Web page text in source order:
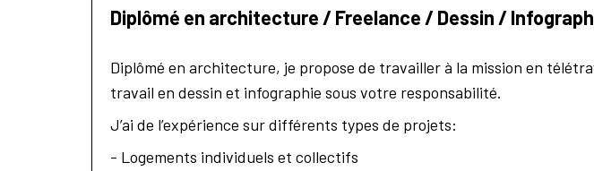
Diplômé en architecture / Freelance / Dessin /
Diplômé en architecture, je propose de travailler à la mission en
travail en dessin et infographie sous votre responsabilité.
J’ai de l’expérience sur différents types de projets:
- Logements individuels et collectifs